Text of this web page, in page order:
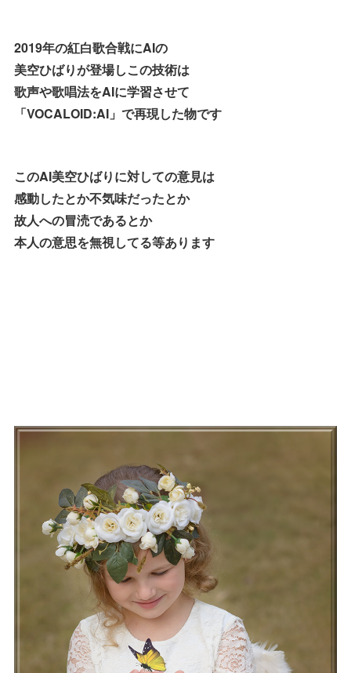
2019年の紅白歌合戦にAIの
美空ひばりが登場しこの技術は
歌声や歌唱法をAIに学習させて
「VOCALOID:AI」で再現した物です
このAI美空ひばりに対しての意見は
感動したとか不気味だったとか
故人への冒涜であるとか
本人の意思を無視してる等あります